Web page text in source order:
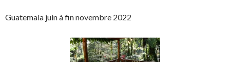
Guatemala juin à fin novembre 2022